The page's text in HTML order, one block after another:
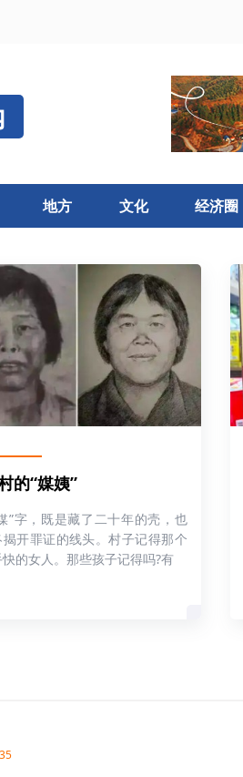
地方 文化 经济圈
的“媒姨”
”字，既是藏了二十年的壳，也
揭开罪证的线头。村子记得那个
的女人。那些孩子记得吗?有